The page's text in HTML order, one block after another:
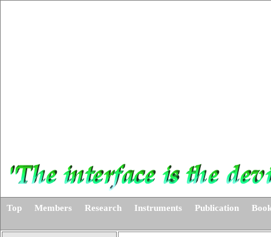
Top Members Research Instruments Publication